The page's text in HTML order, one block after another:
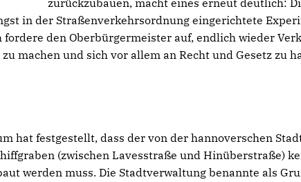
zurückzubauen, macht eines erneut deutlich:
in der Straßenverkehrsordnung eingerichtete
fordere den Oberbürgermeister auf, endlich wieder
machen und sich vor allem an Recht und Gesetz zu
hat festgestellt, dass der von der hannoverschen
(zwischen Lavesstraße und Hinüberstraße)
werden muss. Die Stadtverwaltung benannte als